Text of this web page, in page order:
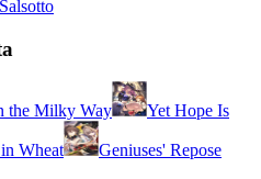
the Milky Way Yet Hope Is
Wheat Geniuses' Repose